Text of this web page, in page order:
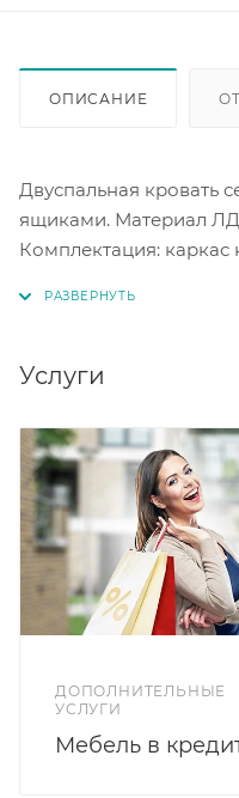
ОПИСАНИЕ
Двуспальная кровать
ящиками. Материал
Комплектация: каркас
Услуги
ДОПОЛНИТЕЛЬНЫЕ
УСЛУГИ
Мебель в